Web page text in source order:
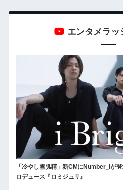
エンタメラッ
「冷やし雪肌精」新CMにNumber_iが
ロデュース『ロミジュリ』